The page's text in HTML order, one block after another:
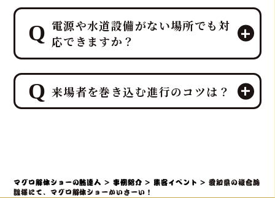
エンターテイメントとして楽しんでい
ただいた後、その場で最高の贅沢を味
わう「試食」と、イベント後の楽しみ
を提供する「販売」を同時に行うこと
が可能です。
特に集客イベントや法人宴会では、こ
の「試食＆販売」の組み合わせが、イ
電源や水道設備がない場所でも対
応できますか？
ご安心ください。出張ケータリング日
本一、ケータリング部門実績No.1を誇
るプロ集団である鮪達人は、電源や水
の実施実績があります。
来場者を巻き込む進行のコツは？
ーテイメントとして昇華させるプロの
マグロ解体ショーの鮪達人 > 事例紹介 >集客イベント >愛知県の複合施
設様にて、マグロ解体ショーかいさーい！